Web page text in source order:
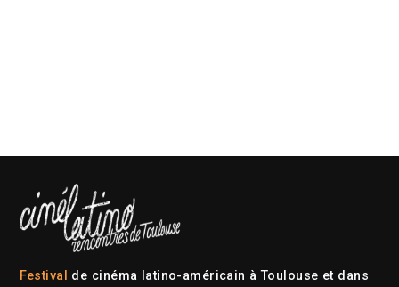
Festival de cinéma latino-américain à Toulouse et dans